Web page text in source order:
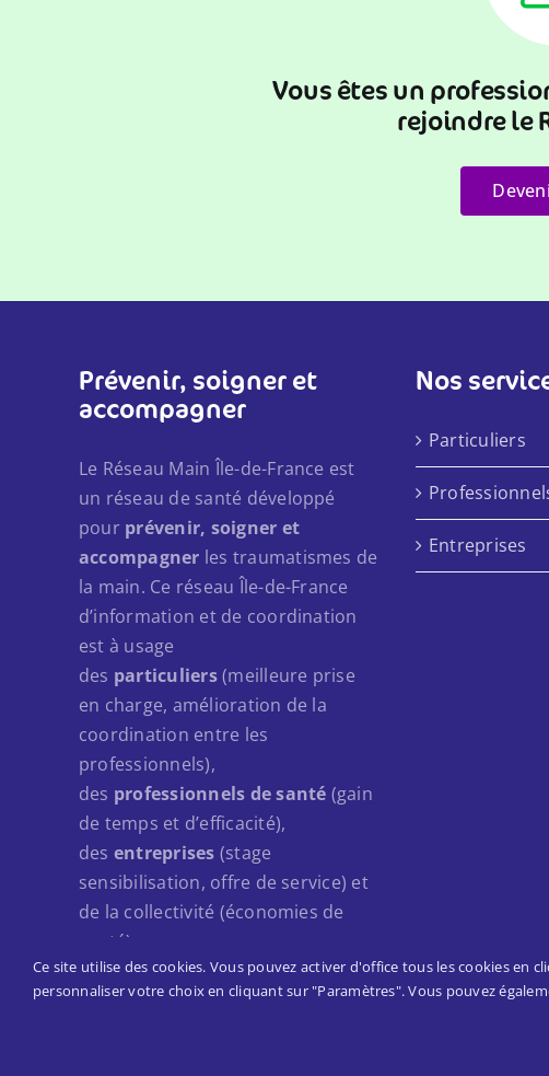
Vous êtes un
rejoindre le
Prévenir, soigner et
accompagner
Le Réseau Main Île-de-France est
un réseau de santé développé
pour prévenir, soigner et
accompagner les traumatismes de
la main. Ce réseau Île-de-France
d’information et de coordination
est à usage
des particuliers(meilleure prise
en charge, amélioration de la
coordination entre les
professionnels),
des professionnels de santé (gain
de temps et d’efficacité),
des entreprises (stage
sensibilisation, offre de service) et
de la collectivité (économies de
santé).
Nos
Particuliers
Entreprises
Ce site utilise des cookies. Vous pouvez activer d'office tous les cookies en
personnaliser votre choix en cliquant sur "Paramètres". Vous pouvez